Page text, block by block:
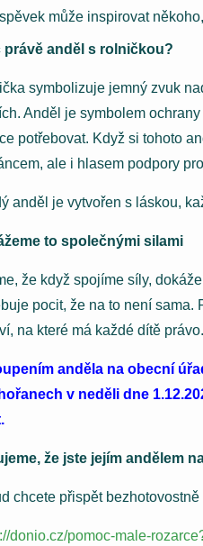
může inspirovat
právě anděl s rolničkou?
symbolizuje jemný zvuk
Anděl je symbolem
potřebovat. Když si tohoto
ale i hlasem podpory
anděl je vytvořen s láskou,
to společnými silami
že když spojíme síly,
pocit, že na to není
na které má každé dítě právo.
anděla na obecní
v neděli dne
že jste jejím andělem
chcete přispět
donio.cz/pomoc-male-